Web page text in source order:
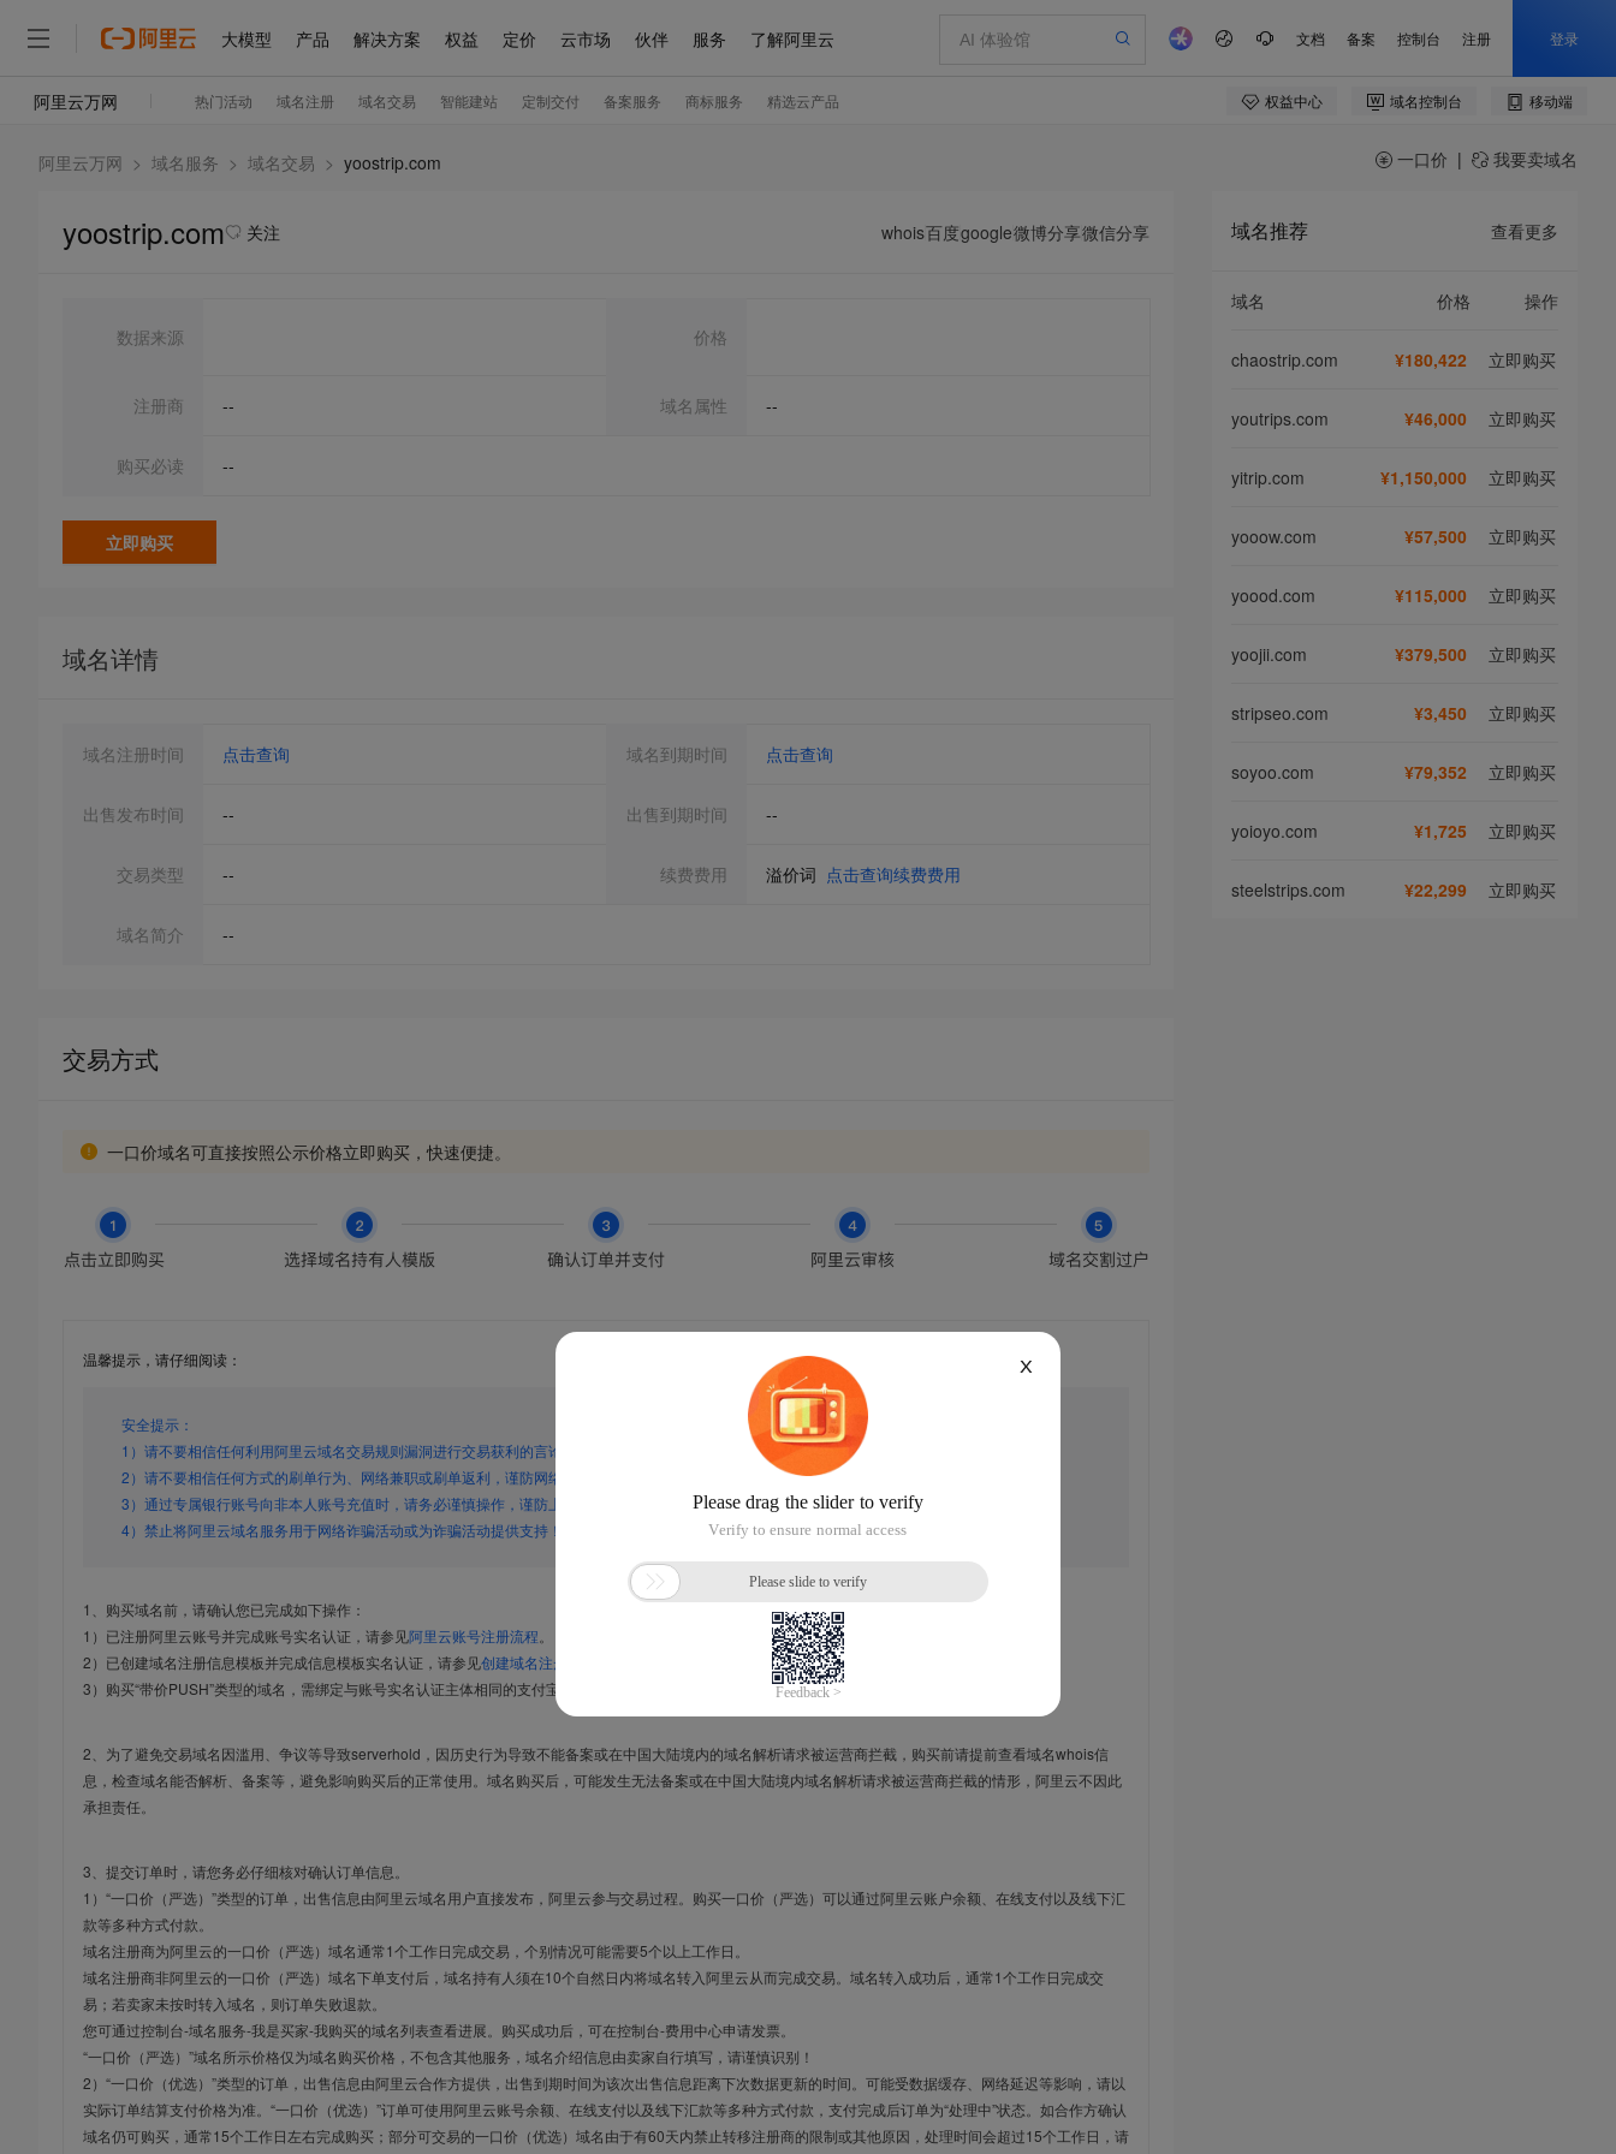
阿里云万网 > 域名服务 > 域名交易 > yoostrip.com 一口价 | 我要卖域名
yoostrip.com 关注 whois百度google微博分享微信分享
数据来源 价格
注册商 -- 域名属性 --
购买必读 --
立即购买
域名详情
域名注册时间 点击查询 域名到期时间 点击查询
出售发布时间 -- 出售到期时间 --
交易类型 -- 续费费用 溢价词 点击查询续费费用
域名简介 --
交易方式
一口价域名可直接按照公示价格立即购买，快速便捷。
温馨提示，请仔细阅读：
安全提示：
1）请不要相信任何利用阿里云域名交易规则漏洞进行交易获利的言论，谨防上当受骗！
2）请不要相信任何方式的刷单行为、网络兼职或刷单返利，谨防网络诈骗！
3）通过专属银行账号向非本人账号充值时，请务必谨慎操作，谨防上当受骗！
4）禁止将阿里云域名服务用于网络诈骗活动或为诈骗活动提供支持！
1、购买域名前，请确认您已完成如下操作：
1）已注册阿里云账号并完成账号实名认证，请参见阿里云账号注册流程
2）已创建域名注册信息模板并完成信息模板实名认证，请参见创建域名注册信息模板
3）购买“带价PUSH”类型的域名，需绑定与账号实名认证主体相同的支付宝，进入
完成绑定。
2、为了避免交易域名因滥用、争议等导致serverhold，因历史行为导致不能备案或在中国大陆境内的域名解析请求被运营商拦截，购买前请提前查看域名whois信
息，检查域名能否解析、备案等，避免影响购买后的正常使用。域名购买后，可能发生无法备案或在中国大陆境内域名解析请求被运营商拦截的情形，阿里云不因此
承担责任。
3、提交订单时，请您务必仔细核对确认订单信息。
1）“一口价（严选）”类型的订单，出售信息由阿里云域名用户直接发布，阿里云参与交易过程。购买一口价（严选）可以通过阿里云账户余额、在线支付以及线下汇
款等多种方式付款。
域名注册商为阿里云的一口价（严选）域名通常1个工作日完成交易，个别情况可能需要5个以上工作日。
域名注册商非阿里云的一口价（严选）域名下单支付后，域名持有人须在10个自然日内将域名转入阿里云从而完成交易。域名转入成功后，通常1个工作日完成交
易；若卖家未按时转入域名，则订单失败退款。
您可通过控制台-域名服务-我是买家-我购买的域名列表查看进展。购买成功后，可在控制台-费用中心申请发票。
“一口价（严选）”域名所示价格仅为域名购买价格，不包含其他服务，域名介绍信息由卖家自行填写，请谨慎识别！
2）“一口价（优选）”类型的订单，出售信息由阿里云合作方提供，出售到期时间为该次出售信息距离下次数据更新的时间。可能受数据缓存、网络延迟等影响，请以
实际订单结算支付价格为准。“一口价（优选）”订单可使用阿里云账号余额、在线支付以及线下汇款等多种方式付款，支付完成后订单为“处理中”状态。如合作方确认
域名仍可购买，通常15个工作日左右完成购买；部分可交易的一口价（优选）域名由于有60天内禁止转移注册商的限制或其他原因，处理时间会超过15个工作日，请
域名推荐 查看更多
域名 价格 操作
chaostrip.com ¥180,422 立即购买
youtrips.com ¥46,000 立即购买
yitrip.com ¥1,150,000 立即购买
yooow.com ¥57,500 立即购买
yoood.com ¥115,000 立即购买
yoojii.com ¥379,500 立即购买
stripseo.com ¥3,450 立即购买
soyoo.com ¥79,352 立即购买
yoioyo.com ¥1,725 立即购买
steelstrips.com ¥22,299 立即购买
X